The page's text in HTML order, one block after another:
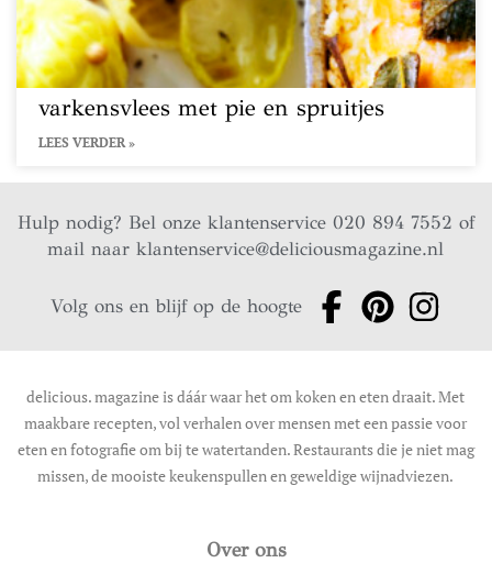
varkensvlees met pie en spruitjes
LEES VERDER »
Hulp nodig? Bel onze klantenservice 020 894 7552 of
mail naarklantenservice@deliciousmagazine.nl
Volg ons en blijf op de hoogte
delicious. magazine is dáár waar het om koken en eten draait. Met
maakbare recepten, vol verhalen over mensen met een passie voor
eten en fotografie om bij te watertanden. Restaurants die je niet mag
missen, de mooiste keukenspullen en geweldige wijnadviezen.
Over ons